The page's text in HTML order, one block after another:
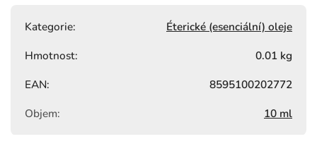
Kategorie:
Éterické (esenciální) oleje
Hmotnost:
0.01 kg
EAN:
8595100202772
Objem: 10 ml